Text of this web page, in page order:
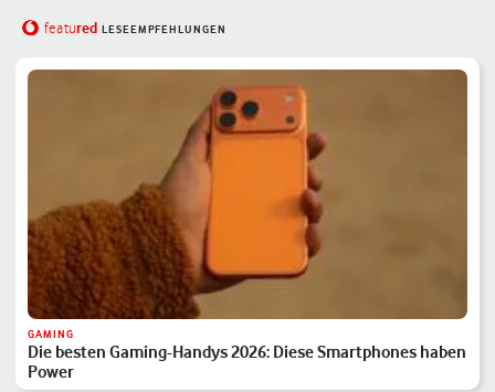
featured LESEEMPFEHLUNGEN
GAMING
Die besten Gaming-Handys 2026: Diese Smartphones haben
Power